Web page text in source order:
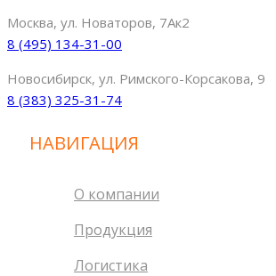
Москва, ул. Новаторов, 7Ак2
8 (495) 134-31-00
Новосибирск, ул. Римского-Корсакова, 9
8 (383) 325-31-74
НАВИГАЦИЯ
О компании
Продукция
Логистика